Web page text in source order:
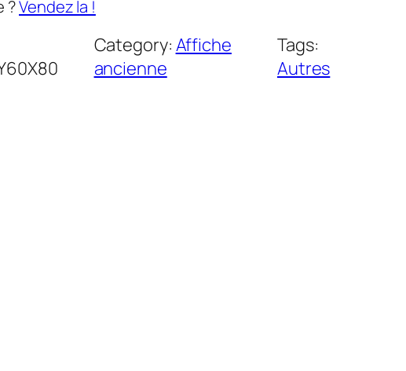
?Vendez la !
Category: Affiche
ancienne
Tags:
Autres